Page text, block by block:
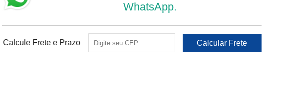
WhatsApp.
Calcule Frete e Prazo